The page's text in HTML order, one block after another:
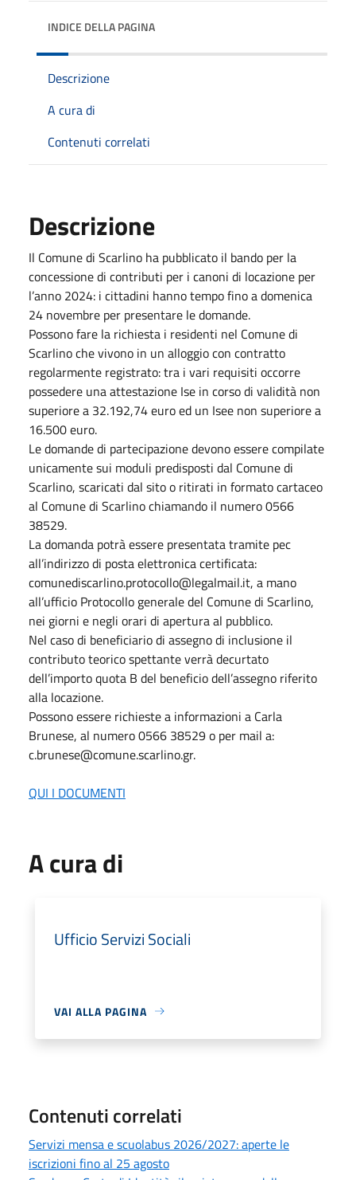
INDICE DELLA PAGINA
Descrizione
A cura di
Contenuti correlati
Descrizione
Il Comune di Scarlino ha pubblicato il bando per la
concessione di contributi per i canoni di locazione per
l’anno 2024: i cittadini hanno tempo fino a domenica
24 novembre per presentare le domande.
Possono fare la richiesta i residenti nel Comune di
Scarlino che vivono in un alloggio con contratto
regolarmente registrato: tra i vari requisiti occorre
possedere una attestazione Ise in corso di validità non
superiore a 32.192,74 euro ed un Isee non superiore a
16.500 euro.
Le domande di partecipazione devono essere compilate
unicamente sui moduli predisposti dal Comune di
Scarlino, scaricati dal sito o ritirati in formato cartaceo
al Comune di Scarlino chiamando il numero 0566
38529.
La domanda potrà essere presentata tramite pec
all’indirizzo di posta elettronica certificata:
comunediscarlino.protocollo@legalmail.it, a mano
all’ufficio Protocollo generale del Comune di Scarlino,
nei giorni e negli orari di apertura al pubblico.
Nel caso di beneficiario di assegno di inclusione il
contributo teorico spettante verrà decurtato
dell’importo quota B del beneficio dell’assegno riferito
alla locazione.
Possono essere richieste a informazioni a Carla
Brunese, al numero 0566 38529 o per mail a:
c.brunese@comune.scarlino.gr.
QUI I DOCUMENTI
A cura di
Ufficio Servizi Sociali
VAI ALLA PAGINA
Contenuti correlati
Servizi mensa e scuolabus 2026/2027: aperte le
iscrizioni fino al 25 agosto